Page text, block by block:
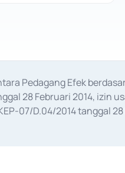
Pedagang Efek
28 Februari 2014,
07/D.04/2014 tanggal